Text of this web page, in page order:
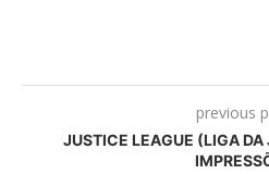
previous
JUSTICE LEAGUE (LIGA